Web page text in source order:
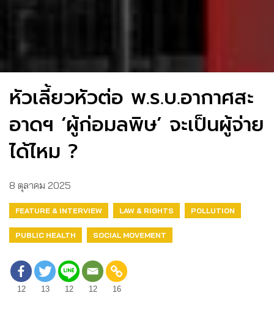
หัวเลี้ยวหัวต่อ พ.ร.บ.อากาศสะ
อาดฯ ‘ผู้ก่อมลพิษ’ จะเป็นผู้จ่าย
ได้ไหม ?
8 ตุลาคม 2025
FEATURE & INTERVIEW LAW & RIGHTS POLLUTION
PUBLIC HEALTH SOCIAL MOVEMENT
12 13 12 12 16